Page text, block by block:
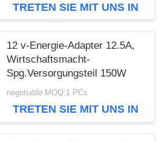
TRETEN SIE MIT UNS IN
VERBINDUNG
12 v-Energie-Adapter 12.5A,
Wirtschaftsmacht-
Spg.Versorgungsteil 150W
negotiable MOQ:1 PCs
TRETEN SIE MIT UNS IN
VERBINDUNG